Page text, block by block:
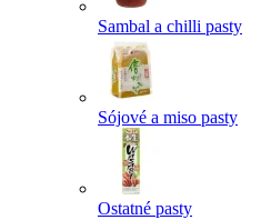
Sambal a chilli pasty
Sójové a miso pasty
Ostatné pasty